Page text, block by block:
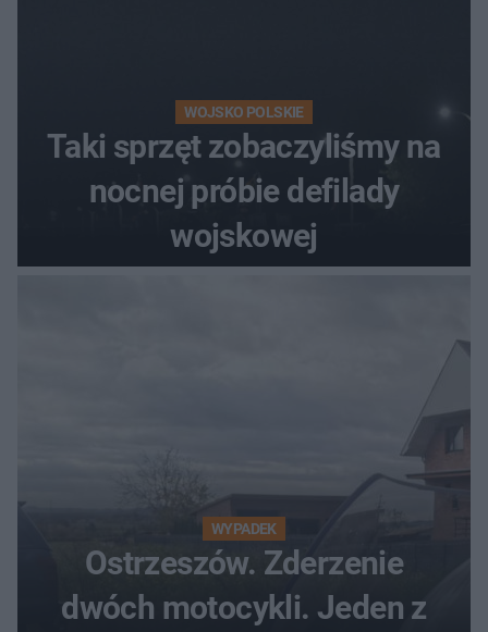
WOJSKO POLSKIE
Taki sprzęt zobaczyliśmy na
nocnej próbie defilady
wojskowej
WYPADEK
Ostrzeszów. Zderzenie
dwóch motocykli. Jeden z